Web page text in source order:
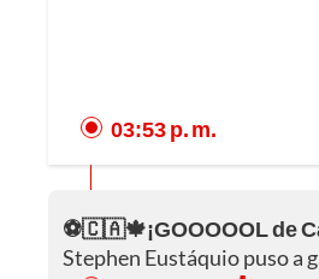
03:53 p. m.
⚽🇨🇦🍁¡GOOOOOL de
Stephen Eustáquio puso a